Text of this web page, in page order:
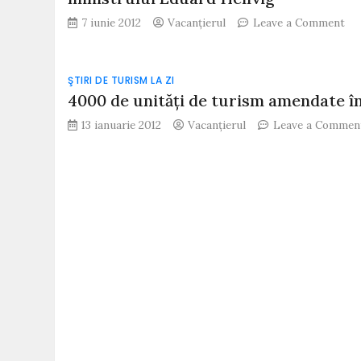
7 iunie 2012 Vacanțierul Leave a Commenton
ŞTIRI DE TURISM LA ZI
4000 de unităţi de turism amendate în
13 ianuarie 2012 Vacanțierul Leave a